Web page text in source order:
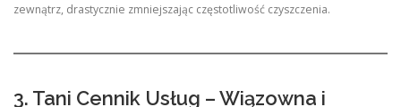
zewnątrz, drastycznie zmniejszając częstotliwość czyszczenia.
3. Tani Cennik Usług – Wiązowna i